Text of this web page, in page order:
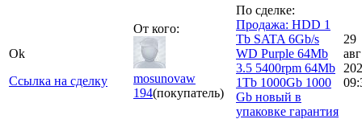
Ok
Ссылка на сделку
От кого:
mosunovaw
194(покупатель)
По сделке:
Продажа: HDD 1
Tb SATA 6Gb/s
WD Purple 64Mb
3.5 5400rpm 64Mb
1Tb 1000Gb 1000
Gb новый в
упаковке гарантия
29
авг